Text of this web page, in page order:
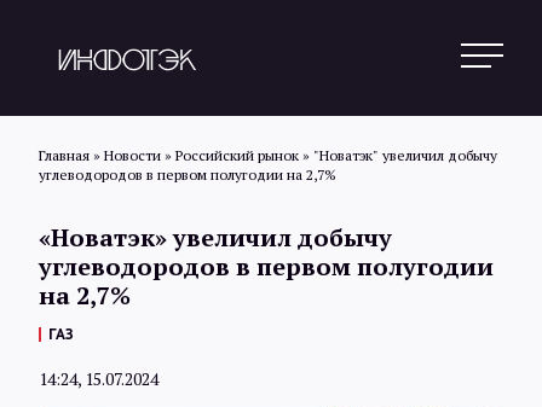
Главная » Новости » Российский рынок » "Новатэк" увеличил добычу
углеводородов в первом полугодии на 2,7%
«Новатэк» увеличил добычу
углеводородов в первом полугодии
на 2,7%
ГАЗ
14:24, 15.07.2024